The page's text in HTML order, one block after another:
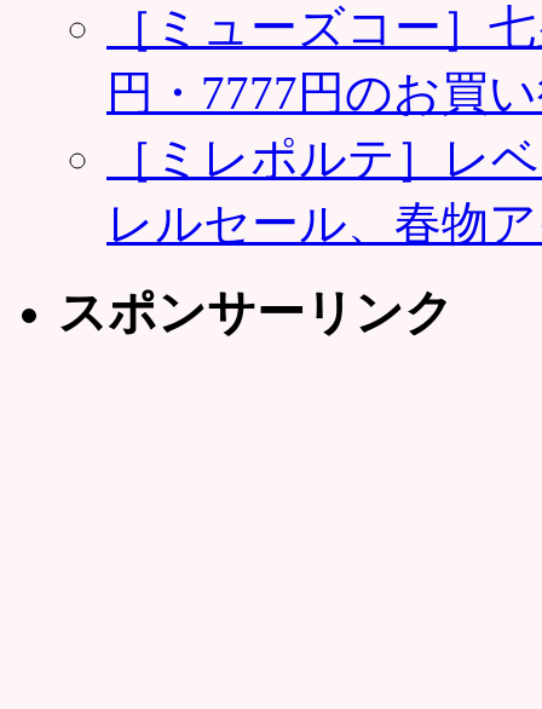
［ミューズコー］
円・7777円のお買
［ミレポルテ］レ
レルセール、春物
スポンサーリンク